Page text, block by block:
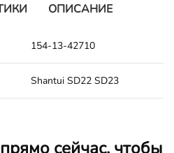
ОПИСАНИЕ
154-13-42710
Shantui SD22 SD23
сейчас, чтобы